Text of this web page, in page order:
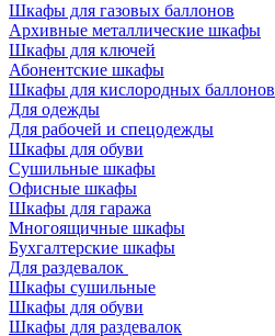
Шкафы для газовых баллонов
Архивные металлические шкафы
Шкафы для ключей
Абонентские шкафы
Шкафы для кислородных баллонов
Для одежды
Для рабочей и спецодежды
Шкафы для обуви
Сушильные шкафы
Офисные шкафы
Шкафы для гаража
Многоящичные шкафы
Бухгалтерские шкафы
Для раздевалок
Шкафы сушильные
Шкафы для обуви
Шкафы для раздевалок